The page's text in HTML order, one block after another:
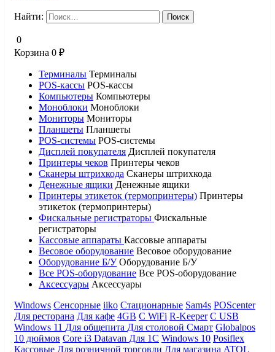
Найти:
0
Корзина 0 ₽
Терминалы Терминалы
POS-кассы POS-кассы
Компьютеры Компьютеры
Моноблоки Моноблоки
Мониторы Мониторы
Планшеты Планшеты
POS-системы POS-системы
Дисплей покупателя Дисплей покупателя
Принтеры чеков Принтеры чеков
Сканеры штрихкода Сканеры штрихкода
Денежные ящики Денежные ящики
Принтеры этикеток (термопринтеры) Принтеры
этикеток (термопринтеры)
Фискальные регистраторы Фискальные
регистраторы
Кассовые аппараты Кассовые аппараты
Весовое оборудование Весовое оборудование
Оборудование Б/У Оборудование Б/У
Все POS-оборудование Все POS-оборудование
Аксессуары Аксессуары
Windows Сенсорные iiko Стационарные Sam4s POScenter
Для ресторана Для кафе 4GB С WiFi R-Keeper С USB
Windows 11 Для общепита Для столовой Смарт Globalpos
10 дюймов Core i3 Datavan Для 1С Windows 10 Posiflex
Кассовые Для розничной торговли Для магазина ATOL